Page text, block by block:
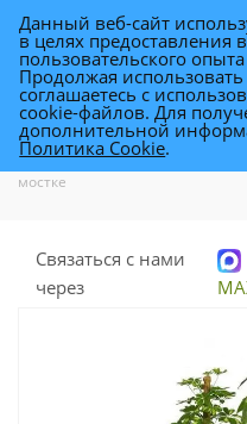
Плант Микс 19/80
Каталог - Растения -
мостке
Связаться с нами
через
Данный веб-сайт
в целях предоставления
пользовательского
Продолжая
соглашаетесь с
cookie-файлов. Для
дополнительной
Политика Cookie.